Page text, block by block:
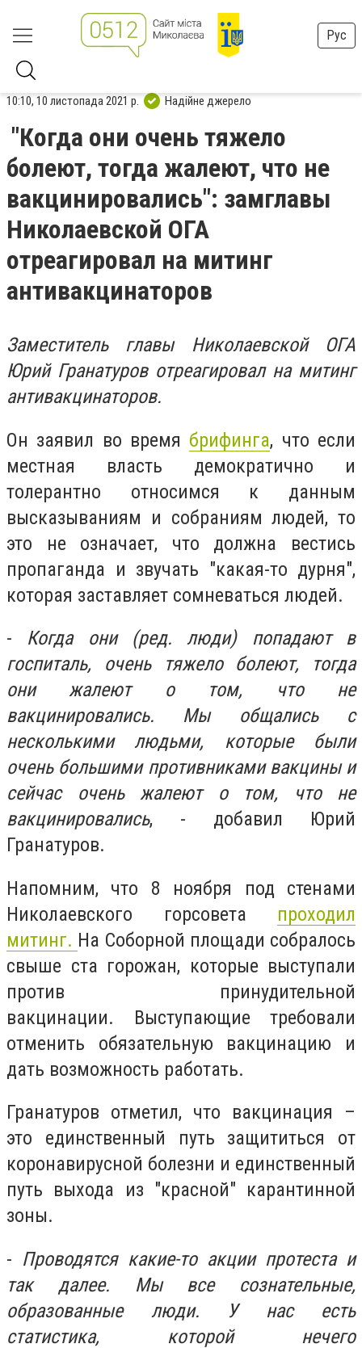
Рус
10:10, 10 листопада 2021 р. Надійне джерело
"Когда они очень тяжело
болеют, тогда жалеют, что не
вакцинировались": замглавы
Николаевской ОГА
отреагировал на митинг
антивакцинаторов
Заместитель главы Николаевской ОГА
Юрий Гранатуров отреагировал на митинг
антивакцинаторов.
Он заявил во время брифинга, что если
местная власть демократично и
толерантно относимся к данным
высказываниям и собраниям людей, то
это не означает, что должна вестись
пропаганда и звучать "какая-то дурня",
которая заставляет сомневаться людей.
- Когда они (ред. люди) попадают в
госпиталь, очень тяжело болеют, тогда
они жалеют о том, что не
вакцинировались. Мы общались с
несколькими людьми, которые были
очень большими противниками вакцины и
сейчас очень жалеют о том, что не
вакцинировались, - добавил Юрий
Гранатуров.
Напомним, что 8 ноября под стенами
Николаевского горсовета проходил
митинг. На Соборной площади собралось
свыше ста горожан, которые выступали
против принудительной
вакцинации. Выступающие требовали
отменить обязательную вакцинацию и
дать возможность работать.
Гранатуров отметил, что вакцинация –
это единственный путь защититься от
коронавирусной болезни и единственный
путь выхода из "красной" карантинной
зоны.
- Проводятся какие-то акции протеста и
так далее. Мы все сознательные,
образованные люди. У нас есть
статистика, которой нечего